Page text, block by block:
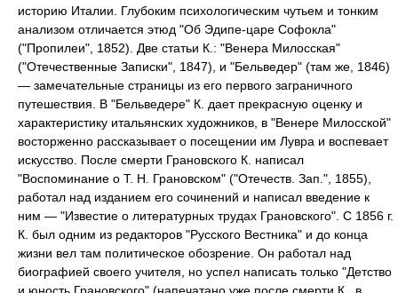
историю Италии. Глубоким психологическим чутьем и тонким
анализом отличается этюд "Об Эдипе-царе Софокла"
("Пропилеи", 1852). Две статьи К.: "Венера Милосская"
("Отечественные Записки", 1847), и "Бельведер" (там же, 1846)
— замечательные страницы из его первого заграничного
путешествия. В "Бельведере" К. дает прекрасную оценку и
характеристику итальянских художников, в "Венере Милосской"
восторженно рассказывает о посещении им Лувра и воспевает
искусство. После смерти Грановского К. написал
"Воспоминание о Т. Н. Грановском" ("Отечеств. Зап.", 1855),
работал над изданием его сочинений и написал введение к
ним — "Известие о литературных трудах Грановского". С 1856 г.
К. был одним из редакторов "Русского Вестника" и до конца
жизни вел там политическое обозрение. Он работал над
биографией своего учителя, но успел написать только "Детство
и юность Грановского" (напечатано уже после смерти К., в